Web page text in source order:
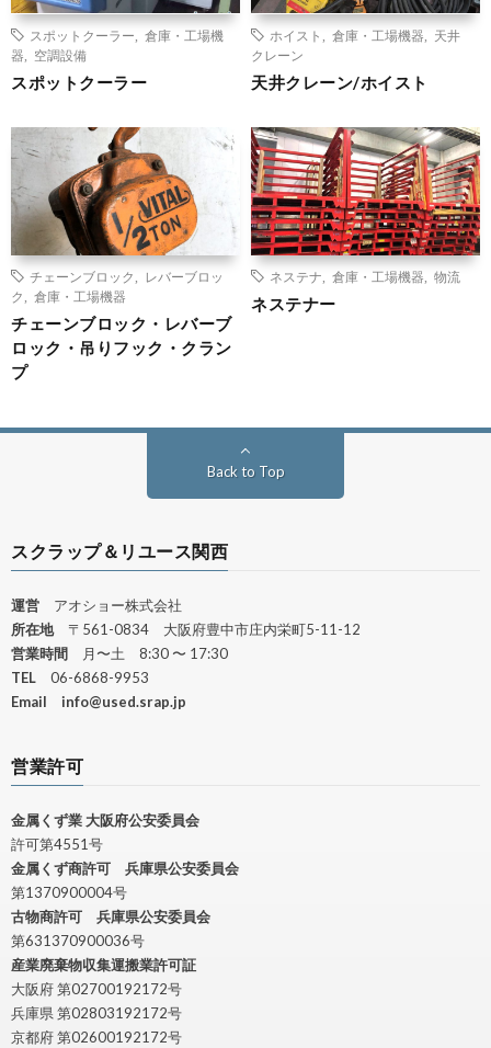
スポットクーラー
倉庫・工場機
器
空調設備
スポットクーラー
ホイスト 倉庫・工場機器
天井
クレーン
天井クレーン/ホイスト
チェーンブロック
レバーブロッ
ク
倉庫・工場機器
チェーンブロック・レバーブ
ロック・吊りフック・クラン
プ
ネステナ 倉庫・工場機器 物流
ネステナー
Back to Top
スクラップ＆リユース関西
運営 アオショー株式会社
所在地 〒561-0834 大阪府豊中市庄内栄町5-11-12
営業時間
月〜土 8:30 〜 17:30
TEL 06-6868-9953
Email
info@used.srap.jp
営業許可
金属くず業 大阪府公安委員会
許可第4551号
金属くず商許可 兵庫県公安委員会
第1370900004号
古物商許可 兵庫県公安委員会
第631370900036号
産業廃棄物収集運搬業許可証
大阪府 第02700192172号
兵庫県 第02803192172号
京都府 第02600192172号